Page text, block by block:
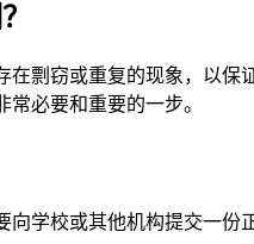
在剽窃或重复的现象，以
必要和重要的一步。
向学校或其他机构提交一